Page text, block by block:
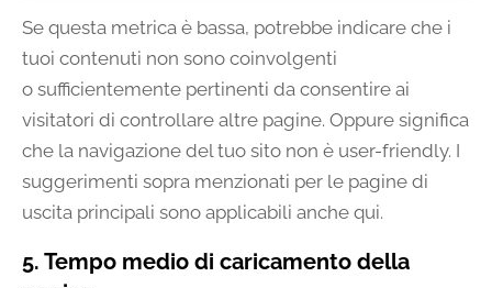
Se questa metrica è bassa, potrebbe indicare che i
tuoi contenuti non sono coinvolgenti
o sufficientemente pertinenti da consentire ai
visitatori di controllare altre pagine. Oppure significa
che la navigazione del tuo sito non è user-friendly. I
suggerimenti sopra menzionati per le pagine di
uscita principali sono applicabili anche qui.
5. Tempo medio di caricamento della